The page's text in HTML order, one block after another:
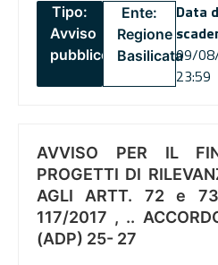
Tipo:
Avviso
pubblico
Ente:
Regione
Basilicata
Data
09/
23:59
AVVISO PER IL
PROGETTI DI
AGLI ARTT. 72 e
117/2017 , ..
(ADP) 25- 27